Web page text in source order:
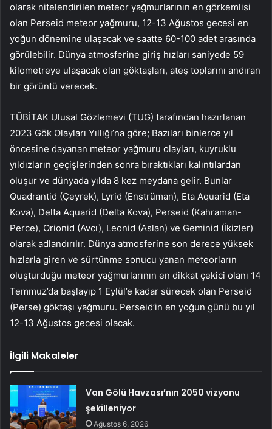
olarak nitelendirilen meteor yağmurlarının en görkemlisi
olan Perseid meteor yağmuru, 12-13 Ağustos gecesi en
yoğun dönemine ulaşacak ve saatte 60-100 adet arasında
görülebilir. Dünya atmosferine giriş hızları saniyede 59
kilometreye ulaşacak olan göktaşları, ateş toplarını andıran
bir görüntü verecek.
TÜBİTAK Ulusal Gözlemevi (TUG) tarafından hazırlanan
2023 Gök Olayları Yıllığı’na göre; Bazıları binlerce yıl
öncesine dayanan meteor yağmuru olayları, kuyruklu
yıldızların geçişlerinden sonra bıraktıkları kalıntılardan
oluşur ve dünyada yılda 8 kez meydana gelir. Bunlar
Quadrantid (Çeyrek), Lyrid (Enstrüman), Eta Aquarid (Eta
Kova), Delta Aquarid (Delta Kova), Perseid (Kahraman-
Perce), Orionid (Avcı), Leonid (Aslan) ve Geminid (İkizler)
olarak adlandırılır. Dünya atmosferine son derece yüksek
hızlarla giren ve sürtünme sonucu yanan meteorların
oluşturduğu meteor yağmurlarının en dikkat çekici olanı 14
Temmuz’da başlayıp 1 Eylül’e kadar sürecek olan Perseid
(Perse) göktaşı yağmuru. Perseid’in en yoğun günü bu yıl
12-13 Ağustos gecesi olacak.
İlgili Makaleler
Van Gölü Havzası’nın 2050 vizyonu
şekilleniyor
Ağustos 6, 2026